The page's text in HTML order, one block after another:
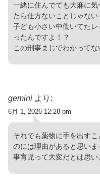
一緒に住んでても大麻に
たら仕方ないことじゃない
子ども小さい中働いてた
ったんですよ！？
この刑事まじでわかってな
gemini より:
6月 1, 2026 12:28 pm
それでも薬物に手を出す
のには理由があると思い
事育児って大変だとは思